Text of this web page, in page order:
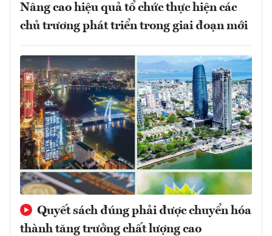
Nâng cao hiệu quả tổ chức thực hiện các
chủ trương phát triển trong giai đoạn mới
Quyết sách đúng phải được chuyển hóa
thành tăng trưởng chất lượng cao